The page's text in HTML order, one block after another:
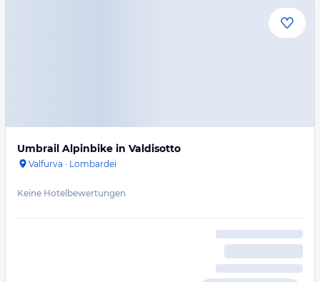
Umbrail Alpinbike in Valdisotto
Valfurva · Lombardei
Keine Hotelbewertungen